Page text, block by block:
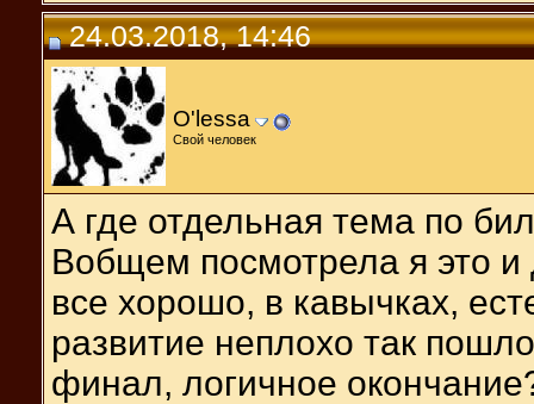
24.03.2018, 14:46
O'lessa
Свой человек
А где отдельная тема по
Вобщем посмотрела я это
все хорошо, в кавычках,
развитие неплохо так
финал, логичное